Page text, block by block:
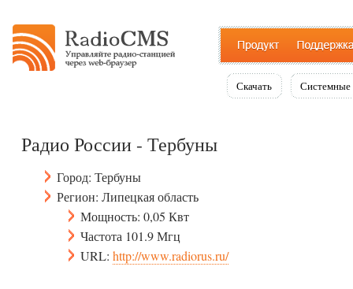
Скачать Системные
Радио России - Тербуны
Город: Тербуны
Регион: Липецкая область
Мощность: 0,05 Квт
Частота 101.9 Мгц
URL: http://www.radiorus.ru/